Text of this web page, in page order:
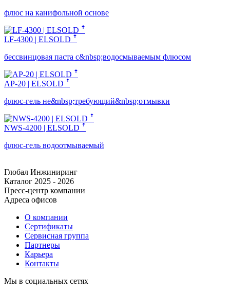
флюс на канифольной основе
LF-4300 | ELSOLD ꜛ
бессвинцовая паста с&nbsp;водосмываемым флюсом
AP-20 | ELSOLD ꜛ
флюс-гель не&nbsp;требующий&nbsp;отмывки
NWS-4200 | ELSOLD ꜛ
флюс-гель водоотмываемый
Глобал Инжиниринг
Каталог 2025 - 2026
Пресс-центр компании
Адреса офисов
О компании
Сертификаты
Сервисная группа
Партнеры
Карьера
Контакты
Мы в социальных сетях